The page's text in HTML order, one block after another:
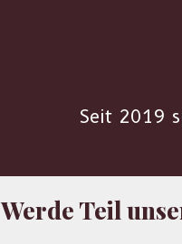
Seit 2019
Werde Teil